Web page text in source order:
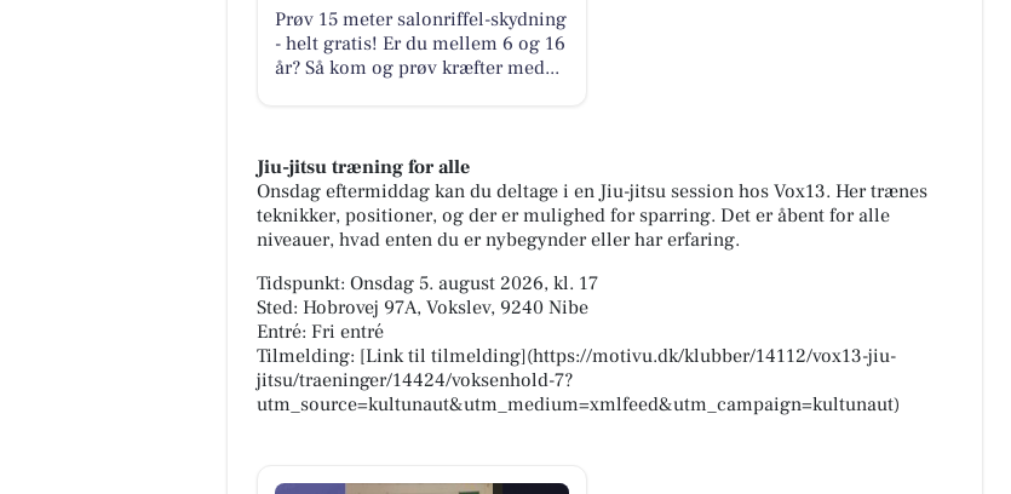
Prøv 15 meter salonriffel-skydning
- helt gratis! Er du mellem 6 og 16
år? Så kom og prøv kræfter med...
Jiu-jitsu træning for alle
Onsdag eftermiddag kan du deltage i en Jiu-jitsu session hos Vox13. Her trænes
teknikker, positioner, og der er mulighed for sparring. Det er åbent for alle
niveauer, hvad enten du er nybegynder eller har erfaring.
Tidspunkt: Onsdag 5. august 2026, kl. 17
Sted: Hobrovej 97A, Vokslev, 9240 Nibe
Entré: Fri entré
Tilmelding: [Link til tilmelding](https://motivu.dk/klubber/14112/vox13-jiu-
jitsu/traeninger/14424/voksenhold-7?
utm_source=kultunaut&utm_medium=xmlfeed&utm_campaign=kultunaut)